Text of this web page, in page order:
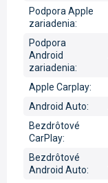
Podpora Apple
zariadenia:
Podpora
Android
zariadenia:
Apple Carplay:
Android Auto:
Bezdrôtové
CarPlay:
Bezdrôtové
Android Auto: